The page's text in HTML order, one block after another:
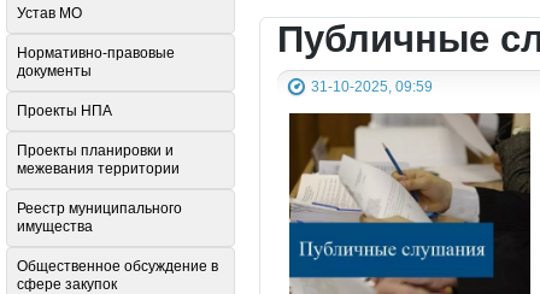
Публичные
31-10-2025, 09:59
Устав МО
Нормативно-правовые
документы
Проекты НПА
Проекты планировки и
межевания территории
Реестр муниципального
имущества
Общественное обсуждение в
сфере закупок